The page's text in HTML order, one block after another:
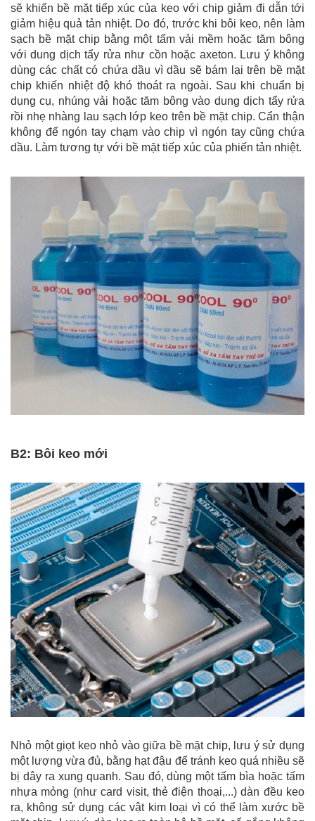
sẽ khiến bề mặt tiếp xúc của keo với chip giảm đi dẫn tới
giảm hiệu quả tản nhiệt. Do đó, trước khi bôi keo, nên làm
sạch bề mặt chip bằng một tấm vải mềm hoặc tăm bông
với dung dịch tẩy rửa như cồn hoặc axeton. Lưu ý không
dùng các chất có chứa dầu vì dầu sẽ bám lại trên bề mặt
chip khiến nhiệt độ khó thoát ra ngoài. Sau khi chuẩn bị
dụng cụ, nhúng vải hoặc tăm bông vào dung dịch tẩy rửa
rồi nhẹ nhàng lau sạch lớp keo trên bề mặt chip. Cẩn thận
không để ngón tay chạm vào chip vì ngón tay cũng chứa
dầu. Làm tương tự với bề mặt tiếp xúc của phiến tản nhiệt.
B2: Bôi keo mới
Nhỏ một giọt keo nhỏ vào giữa bề mặt chip, lưu ý sử dụng
một lượng vừa đủ, bằng hạt đậu để tránh keo quá nhiều sẽ
bị dây ra xung quanh. Sau đó, dùng một tấm bìa hoặc tấm
nhựa mỏng (như card visit, thẻ điện thoại,...) dàn đều keo
ra, không sử dụng các vật kim loại vì có thể làm xước bề